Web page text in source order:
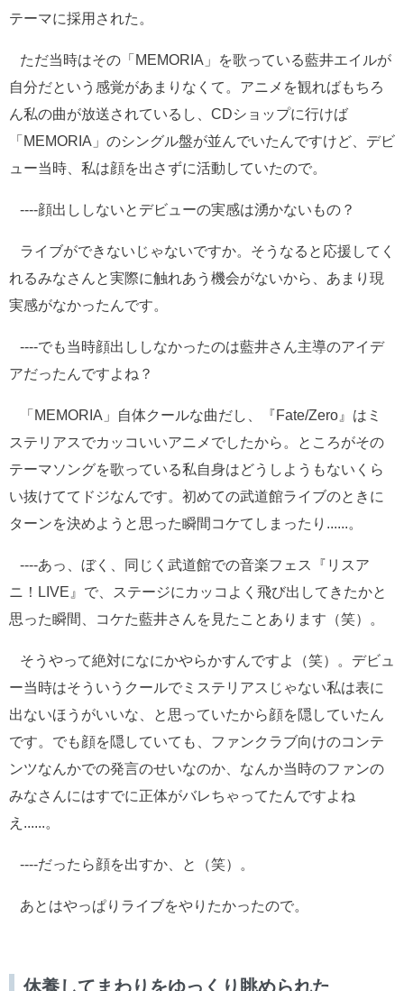
テーマに採用された。
ただ当時はその「MEMORIA」を歌っている藍井エイルが
自分だという感覚があまりなくて。アニメを観ればもちろ
ん私の曲が放送されているし、CDショップに行けば
「MEMORIA」のシングル盤が並んでいたんですけど、デビ
ュー当時、私は顔を出さずに活動していたので。
----顔出ししないとデビューの実感は湧かないもの？
ライブができないじゃないですか。そうなると応援してく
れるみなさんと実際に触れあう機会がないから、あまり現
実感がなかったんです。
----でも当時顔出ししなかったのは藍井さん主導のアイデ
アだったんですよね？
「MEMORIA」自体クールな曲だし、『Fate/Zero』はミ
ステリアスでカッコいいアニメでしたから。ところがその
テーマソングを歌っている私自身はどうしようもないくら
い抜けててドジなんです。初めての武道館ライブのときに
ターンを決めようと思った瞬間コケてしまったり......。
----あっ、ぼく、同じく武道館での音楽フェス『リスア
ニ！LIVE』で、ステージにカッコよく飛び出してきたかと
思った瞬間、コケた藍井さんを見たことあります（笑）。
そうやって絶対になにかやらかすんですよ（笑）。デビュ
ー当時はそういうクールでミステリアスじゃない私は表に
出ないほうがいいな、と思っていたから顔を隠していたん
です。でも顔を隠していても、ファンクラブ向けのコンテ
ンツなんかでの発言のせいなのか、なんか当時のファンの
みなさんにはすでに正体がバレちゃってたんですよね
え......。
----だったら顔を出すか、と（笑）。
あとはやっぱりライブをやりたかったので。
休養してまわりをゆっくり眺められた